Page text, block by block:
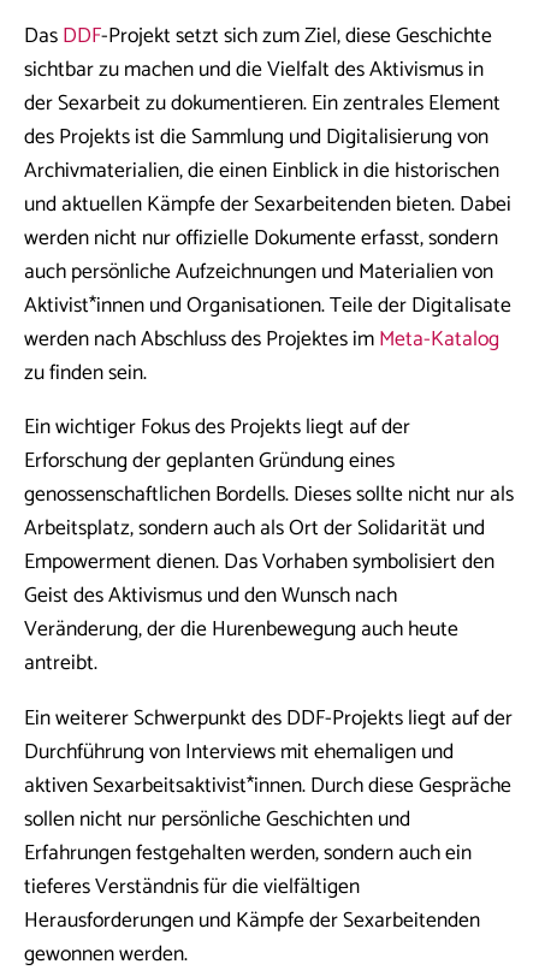
DasDDF-Projekt setzt sich zum Ziel, diese Geschichte
sichtbar zu machen und die Vielfalt des Aktivismus in
der Sexarbeit zu dokumentieren. Ein zentrales Element
des Projekts ist die Sammlung und Digitalisierung von
Archivmaterialien, die einen Einblick in die historischen
und aktuellen Kämpfe der Sexarbeitenden bieten. Dabei
werden nicht nur offizielle Dokumente erfasst, sondern
auch persönliche Aufzeichnungen und Materialien von
Aktivist*innen und Organisationen. Teile der Digitalisate
werden nach Abschluss des Projektes imMeta-Katalog
zu finden sein.
Ein wichtiger Fokus des Projekts liegt auf der
Erforschung der geplanten Gründung eines
genossenschaftlichen Bordells. Dieses sollte nicht nur als
Arbeitsplatz, sondern auch als Ort der Solidarität und
Empowerment dienen. Das Vorhaben symbolisiert den
Geist des Aktivismus und den Wunsch nach
Veränderung, der die Hurenbewegung auch heute
antreibt.
Ein weiterer Schwerpunkt des DDF-Projekts liegt auf der
Durchführung von Interviews mit ehemaligen und
aktiven Sexarbeitsaktivist*innen. Durch diese Gespräche
sollen nicht nur persönliche Geschichten und
Erfahrungen festgehalten werden, sondern auch ein
tieferes Verständnis für die vielfältigen
Herausforderungen und Kämpfe der Sexarbeitenden
gewonnen werden.